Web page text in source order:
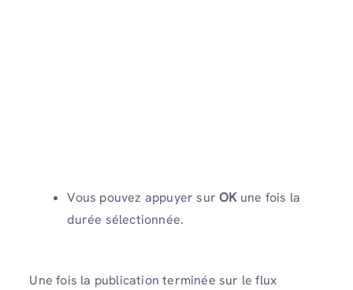
Vous pouvez appuyer surOKune fois la
durée sélectionnée.
Une fois la publication terminée sur le flux